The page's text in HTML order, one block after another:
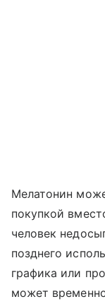
Мелатонин
покупкой
человек
позднего
графика или
может